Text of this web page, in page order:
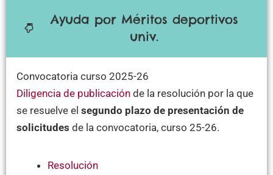
Ayuda por Méritos deportivos
univ.
Convocatoria curso 2025-26
Diligencia de publicación de la resolución por la que
se resuelve el segundo plazo de presentación de
solicitudes de la convocatoria, curso 25-26.
Resolución